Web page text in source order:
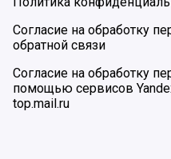
Согласие на обработку
обратной связи
Согласие на обработку
помощью сервисов
top.mail.ru